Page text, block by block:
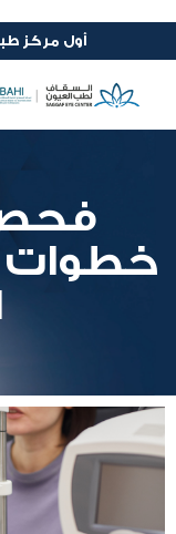
أول مركز
فحص
خطوات